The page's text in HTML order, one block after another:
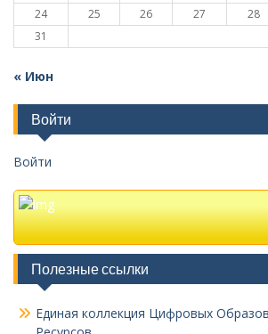
24
25 26 27 28
31
« Июн
Войти
Войти
Полезные ссылки
Единая коллекция Цифровых